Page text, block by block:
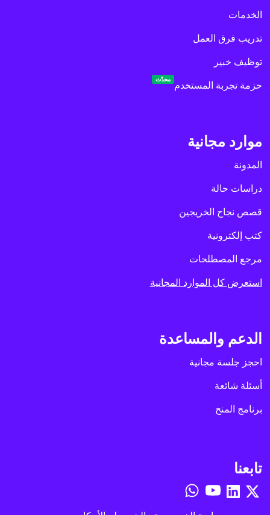
الخدمات
تدريب فرق العمل
توظيف خبير
حزمة تجربة المستخدم
محدّث
موارد مجانية
المدونة
دراسات حالة
قصص نجاح الخريجين
كتب إلكترونية
مرجع المصطلحات
استعرض كل الموارد المجانية
الدعم والمساعدة
احجز جلسة مجانية
أسئلة شائعة
برنامج المنح
تابعنا